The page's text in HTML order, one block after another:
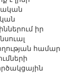
իր
համար